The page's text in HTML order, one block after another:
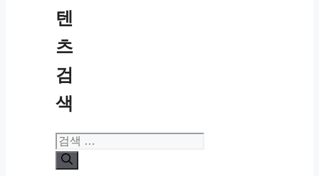
텐
츠
검
색
검
색: